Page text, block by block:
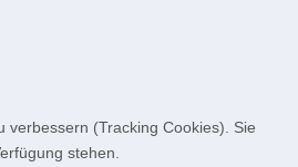
(Tracking Cookies). Sie
stehen.